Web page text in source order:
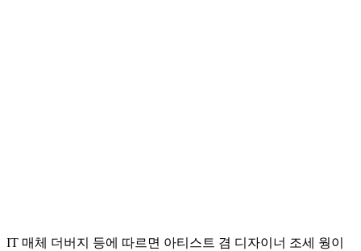
IT 매체 더버지 등에 따르면 아티스트 겸 디자이너 조세 웡이